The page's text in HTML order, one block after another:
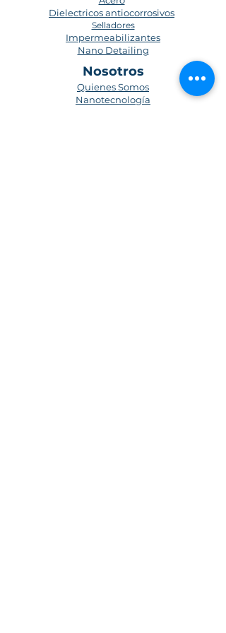
Nosotros
Impermeabilizantes
Quienes Somos
Nanotecnología
Dielectricos antiocorrosivos
Selladores
Nano Detailing